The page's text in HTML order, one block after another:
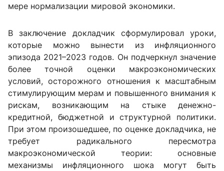
мере нормализации мировой экономики.
В заключение докладчик сформулировал уроки,
которые можно вынести из инфляционного
эпизода 2021–2023 годов. Он подчеркнул значение
более точной оценки макроэкономических
условий, осторожного отношения к масштабным
стимулирующим мерам и повышенного внимания к
рискам, возникающим на стыке денежно-
кредитной, бюджетной и структурной политики.
При этом произошедшее, по оценке докладчика, не
требует радикального пересмотра
макроэкономической теории: основные
механизмы инфляционного шока могут быть